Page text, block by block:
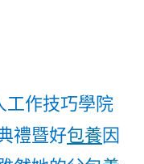
工作技巧學院
禮暨好包養因